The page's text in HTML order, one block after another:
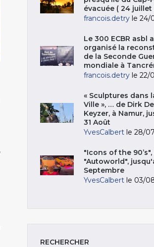
évacuée ( 24 juillet
francois.detry le 24/
Le 300 ECBR asbl a
organisé la
de la Seconde
mondiale à
francois.detry le 22/
« Sculptures dans
Ville », … de Dirk De
Keyzer, à Namur,
31 Août
YvesCalbert le 28/
"Icons of the 90’s",
"Autoworld",
Septembre
YvesCalbert le 03/
RECHERCHER